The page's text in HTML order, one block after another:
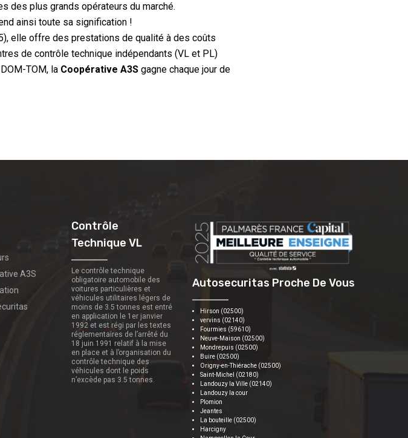
des plus grands opérateurs du marché.
ainsi toute sa signification !
elle offre des prestations de qualité à des coûts
de contrôle technique indépendants (VL et PL)
TOM, la Coopérative A3Sgagne chaque jour de
A3S
Contrôle
Technique VL
Le contrôle technique
obligatoire automobile des
voitures particulières et
véhicules utilitaires légers de
moins de 3.5 tonnes est entré
en application le 1er janvier
1992 et est régi par les textes
réglementaires de l’arrêté du
18 juin 1991 relatif à la mise
en place et à l’organisation du
contrôle technique des
véhicules dont le poids
n’excède pas 3.5 tonnes.
Autosecuritas Proche De Vous
Hirson (02500)
vervins (02140)
Fourmies (59610)
Neuve-Maison (02500)
Mondrepuis (02500)
Buire (02500)
Origny-en-Thiérache (02500)
Saint-Michel (02180)
Landouzy la Ville (02140)
Landouzy la cour
Plomion
Jeantes
La bouteille (02500)
Harcigny